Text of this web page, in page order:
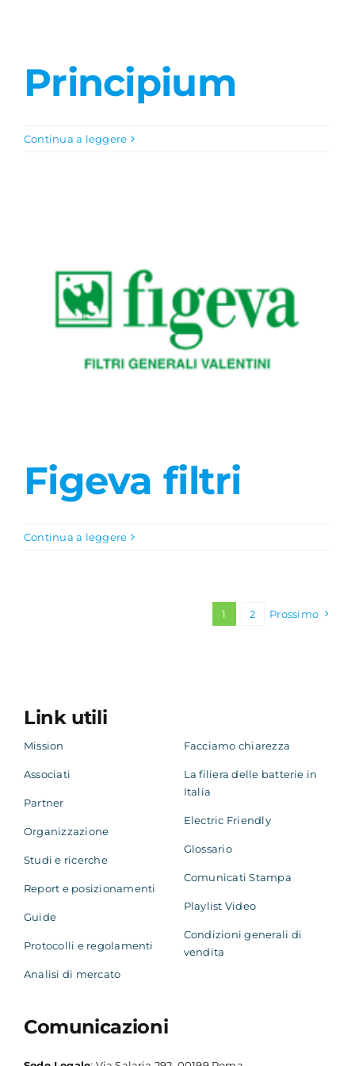
Principium
Continua a leggere
Figeva filtri
Continua a leggere
1 2 Prossimo
Link utili
Mission
Associati
Partner
Organizzazione
Studi e ricerche
Report e posizionamenti
Guide
Protocolli e regolamenti
Analisi di mercato
Facciamo chiarezza
La filiera delle batterie in
Italia
Electric Friendly
Glossario
Comunicati Stampa
Playlist Video
Condizioni generali di
vendita
Comunicazioni